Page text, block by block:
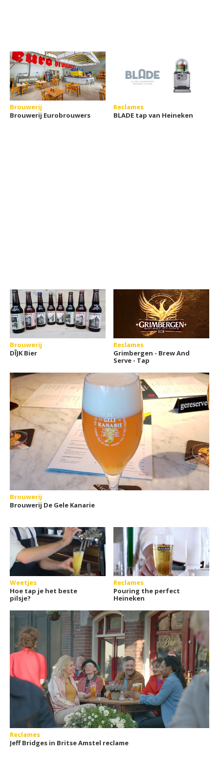
Brouwerij
Brouwerij Eurobrouwers
Reclames
BLADE tap van Heineken
Brouwerij
DÎJK Bier
Reclames
Grimbergen - Brew And
Serve - Tap
Brouwerij
Brouwerij De Gele Kanarie
Weetjes
Hoe tap je het beste
pilsje?
Reclames
Pouring the perfect
Heineken
Reclames
Jeff Bridges in Britse Amstel reclame